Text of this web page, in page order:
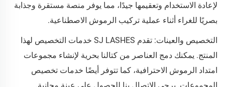
لإعادة الاستخدام وتعقيمها جيدًا، مما يوفر منصة مستقرة وجذابة
بصريًا للغراء أثناء عملية تركيب الرموش الاصطناعية.
التخصيص والعينات: تقدم SJ LASHES خدمات التخصيص لهذا
المنتج. يمكنك دمج العناصر من كتالنا بحرية لإنشاء مجموعات
امتداد الرموش الاحترافية، كما تتوفر أيضًا خدمات تخصيص